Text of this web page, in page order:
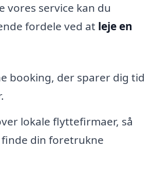
vores service kan du
fordele ved at leje en
booking, der sparer dig tid
lokale flyttefirmaer, så
din foretrukne